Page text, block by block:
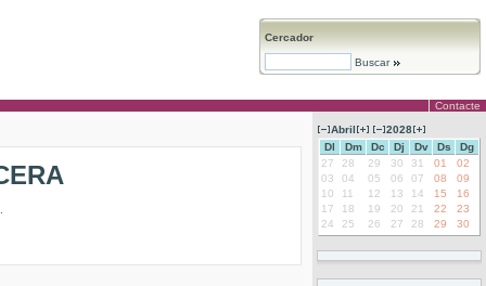
Cercador
Buscar
Contacte
Abril
2028
Dl
Dm Dc Dj Dv Ds
Dg
27
28 29 30 31 01
02
03
04 05 06 07 08
09
10
11 12 13 14 15
16
17
18 19 20 21 22
23
24
25 26 27 28 29 30